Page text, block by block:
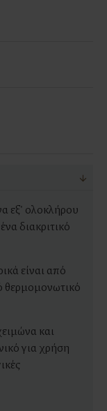
εξ' ολοκλήρου
διακριτικό
είναι από
θερμομονωτικό
και
για χρήση